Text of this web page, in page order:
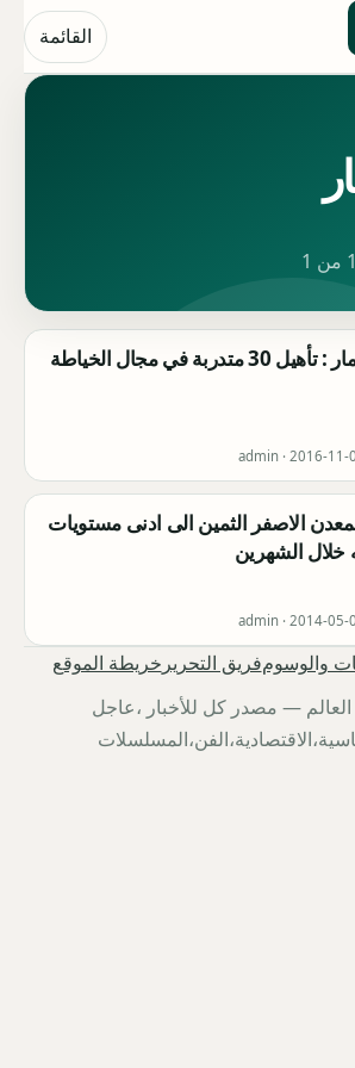
القائمة
30 متدربة في مجال الخياطة
admin · 2016-11-
الاصفر الثمين الى ادنى مستويات
خلال الشهرين
admin · 2014-05-
والوسومفريق التحرير خريطة الموقع
حلول العالم — مصدر كل للأخبار ،عاجل